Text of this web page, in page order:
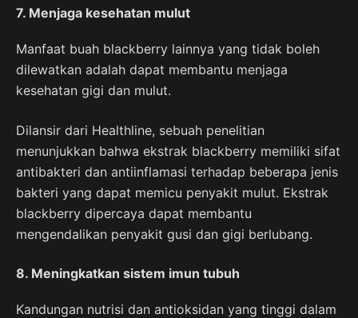
7. Menjaga kesehatan mulut
Manfaat buah blackberry lainnya yang tidak boleh
dilewatkan adalah dapat membantu menjaga
kesehatan gigi dan mulut.
Dilansir dari Healthline, sebuah penelitian
menunjukkan bahwa ekstrak blackberry memiliki sifat
antibakteri dan antiinflamasi terhadap beberapa jenis
bakteri yang dapat memicu penyakit mulut. Ekstrak
blackberry dipercaya dapat membantu
mengendalikan penyakit gusi dan gigi berlubang.
8. Meningkatkan sistem imun tubuh
Kandungan nutrisi dan antioksidan yang tinggi dalam